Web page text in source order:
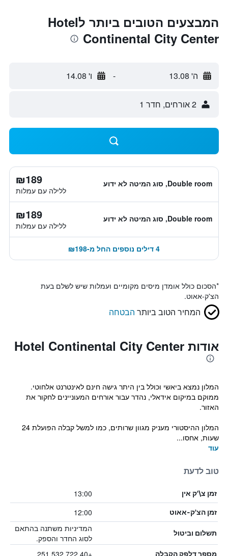
המבצעים הטובים ביותר לHotel
Continental City Center
ה' 13.08 - ו' 14.08
2 אורחים, חדר 1
Double room, סוג המיטה לא ידוע ₪189
ללילה עם עמלות
Double room, סוג המיטה לא ידוע ₪189
ללילה עם עמלות
4 דילים נוספים החל מ-₪198
*הסכום כולל אומדן מיסים מקומיים ועמלות שיש לשלם בעת
הצ'ק-אאוט.
המחיר הטוב ביותר הבטחה
אודות Hotel Continental City Center
המלון נמצא ביאשי וכולל בין היתר גישה חינם לאינטרנט אלחוטי.
ממוקם במיקום אידאלי, נהדר עבור אורחים המעוניינים לחקור את
האזור.
המלון ההיסטורי מעניק מגוון שרותים, כמו למשל קבלה הפועלת 24
שעות, אחסו...
עוד
טוב לדעת
זמן צ\'ק אין 13:00
זמן הצ'ק-אאוט 12:00
תשלום וביטול
המדיניות משתנה בהתאם
לסוג החדר והספק.
מספר דלפק הקבלה +40 722 532 251